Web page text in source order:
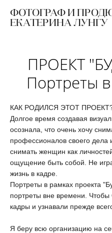
ФОТОГРАФ И
ЕКАТЕРИНА ЛУНГУ
ПРОЕКТ
Портреты
КАК РОДИЛСЯ ЭТОТ
Долгое время создавая
осознала, что очень хочу
профессионалов своего дела
снимать женщин как
ощущение быть собой. Не
жизнь в кадре.
Портреты в рамках проекта
портреты вне времени. Чтобы
кадры и узнавали прежде
Я беру всю организацию на